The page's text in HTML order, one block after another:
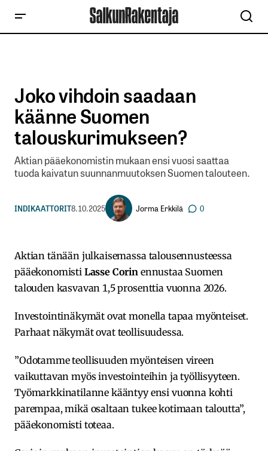
Joko vihdoin saadaan
käänne Suomen
talouskurimukseen?
Aktian pääekonomistin mukaan ensi vuosi saattaa
tuoda kaivatun suunnanmuutoksen Suomen talouteen.
INDIKAATTORIT8.10.2025 Jorma Erkkilä 0
Aktian tänään julkaisemassa talousennusteessa
pääekonomisti Lasse Corin ennustaa Suomen
talouden kasvavan 1,5 prosenttia vuonna 2026.
Investointinäkymät ovat monella tapaa myönteiset.
Parhaat näkymät ovat teollisuudessa.
”Odotamme teollisuuden myönteisen vireen
vaikuttavan myös investointeihin ja työllisyyteen.
Työmarkkinatilanne kääntyy ensi vuonna kohti
parempaa, mikä osaltaan tukee kotimaan taloutta”,
pääekonomisti toteaa.